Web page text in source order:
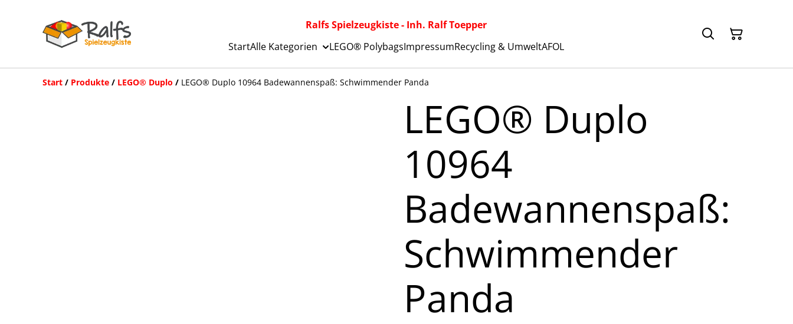
Ralfs Spielzeugkiste - Inh. Ralf Toepper
StartAlle Kategorien LEGO® PolybagsImpressumRecycling & UmweltAFOL
Start / Produkte / LEGO® Duplo / LEGO® Duplo 10964 Badewannenspaß: Schwimmender Panda
LEGO® Duplo
10964
Badewannenspaß:
Schwimmender
Panda